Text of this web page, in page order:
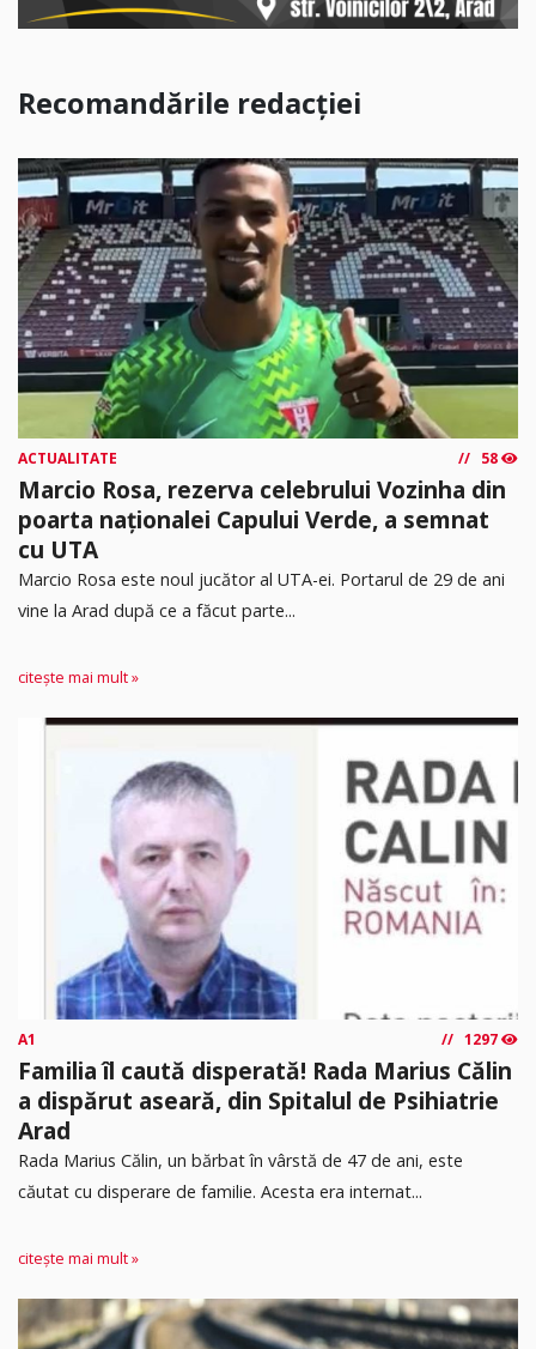
Recomandările redacției
ACTUALITATE 58
Marcio Rosa, rezerva celebrului Vozinha din
poarta naționalei Capului Verde, a semnat
cu UTA
Marcio Rosa este noul jucător al UTA-ei. Portarul de 29 de ani
vine la Arad după ce a făcut parte...
citește mai mult »
A1 1297
Familia îl caută disperată! Rada Marius Călin
a dispărut aseară, din Spitalul de Psihiatrie
Arad
Rada Marius Călin, un bărbat în vârstă de 47 de ani, este
căutat cu disperare de familie. Acesta era internat...
citește mai mult »